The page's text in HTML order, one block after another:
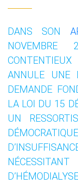
DANS SON
ANNULE UNE
DEMANDE
LA LOI DU 15
UN